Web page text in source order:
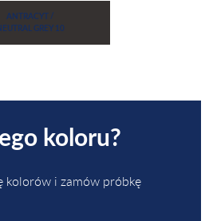
koloru?
kolorów i zamów próbkę